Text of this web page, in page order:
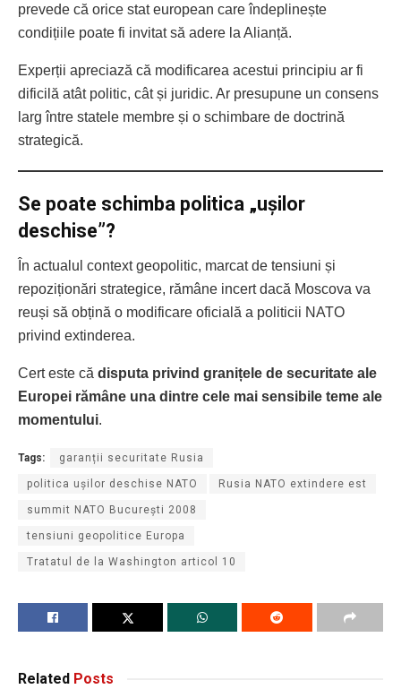
prevede că orice stat european care îndeplinește
condițiile poate fi invitat să adere la Alianță.
Experții apreciază că modificarea acestui principiu ar fi
dificilă atât politic, cât și juridic. Ar presupune un consens
larg între statele membre și o schimbare de doctrină
strategică.
Se poate schimba politica „ușilor
deschise”?
În actualul context geopolitic, marcat de tensiuni și
repoziționări strategice, rămâne incert dacă Moscova va
reuși să obțină o modificare oficială a politicii NATO
privind extinderea.
Cert este că disputa privind granițele de securitate ale
Europei rămâne una dintre cele mai sensibile teme ale
momentului.
Tags: garanții securitate Rusia
politica ușilor deschise NATO Rusia NATO extindere est
summit NATO București 2008
tensiuni geopolitice Europa
Tratatul de la Washington articol 10
Related Posts